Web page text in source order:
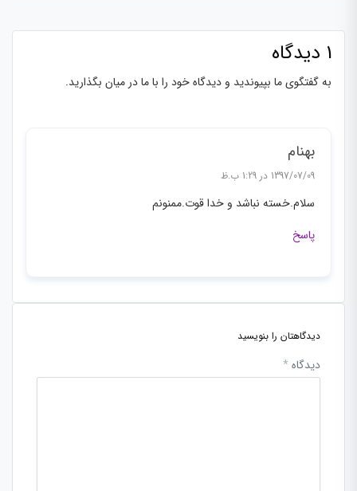
1 دیدگاه
به گفتگوی ما بپیوندید و دیدگاه خود را با ما در میان بگذارید.
بهنام
1397/07/09 در 1:29 ب.ظ
سلام.خسته نباشد و خدا قوت.ممنونم
پاسخ
دیدگاهتان را بنویسید
دیدگاه *